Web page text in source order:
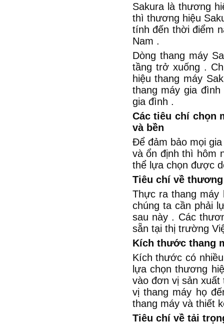
Sakura là thương
thì thương hiệu
tính đến thời điểm
Nam .
Dòng thang máy
tầng trở xuống .
hiệu thang máy
thang máy gia
gia đình .
Các tiêu chí chọn
và bền
Để đảm bảo mọi
và ổn định thì hôm
thể lựa chọn được
Tiêu chí về
Thực ra thang
chúng ta cần phải
sau này . Các
sẵn tại thị trường
Kích thước thang
Kích thước có
lựa chọn thương
vào đơn vị sản
vị thang máy họ
thang máy và thiết
Tiêu chí về tải